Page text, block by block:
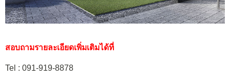
สอบถามรายละเอียดเพิ่มเติมได้ที่
Tel : 091-919-8878